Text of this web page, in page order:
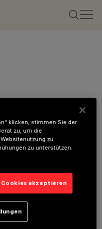
klicken, stimmen Sie der
zu, um die
zu
zu unterstützen.
Cookies akzeptieren